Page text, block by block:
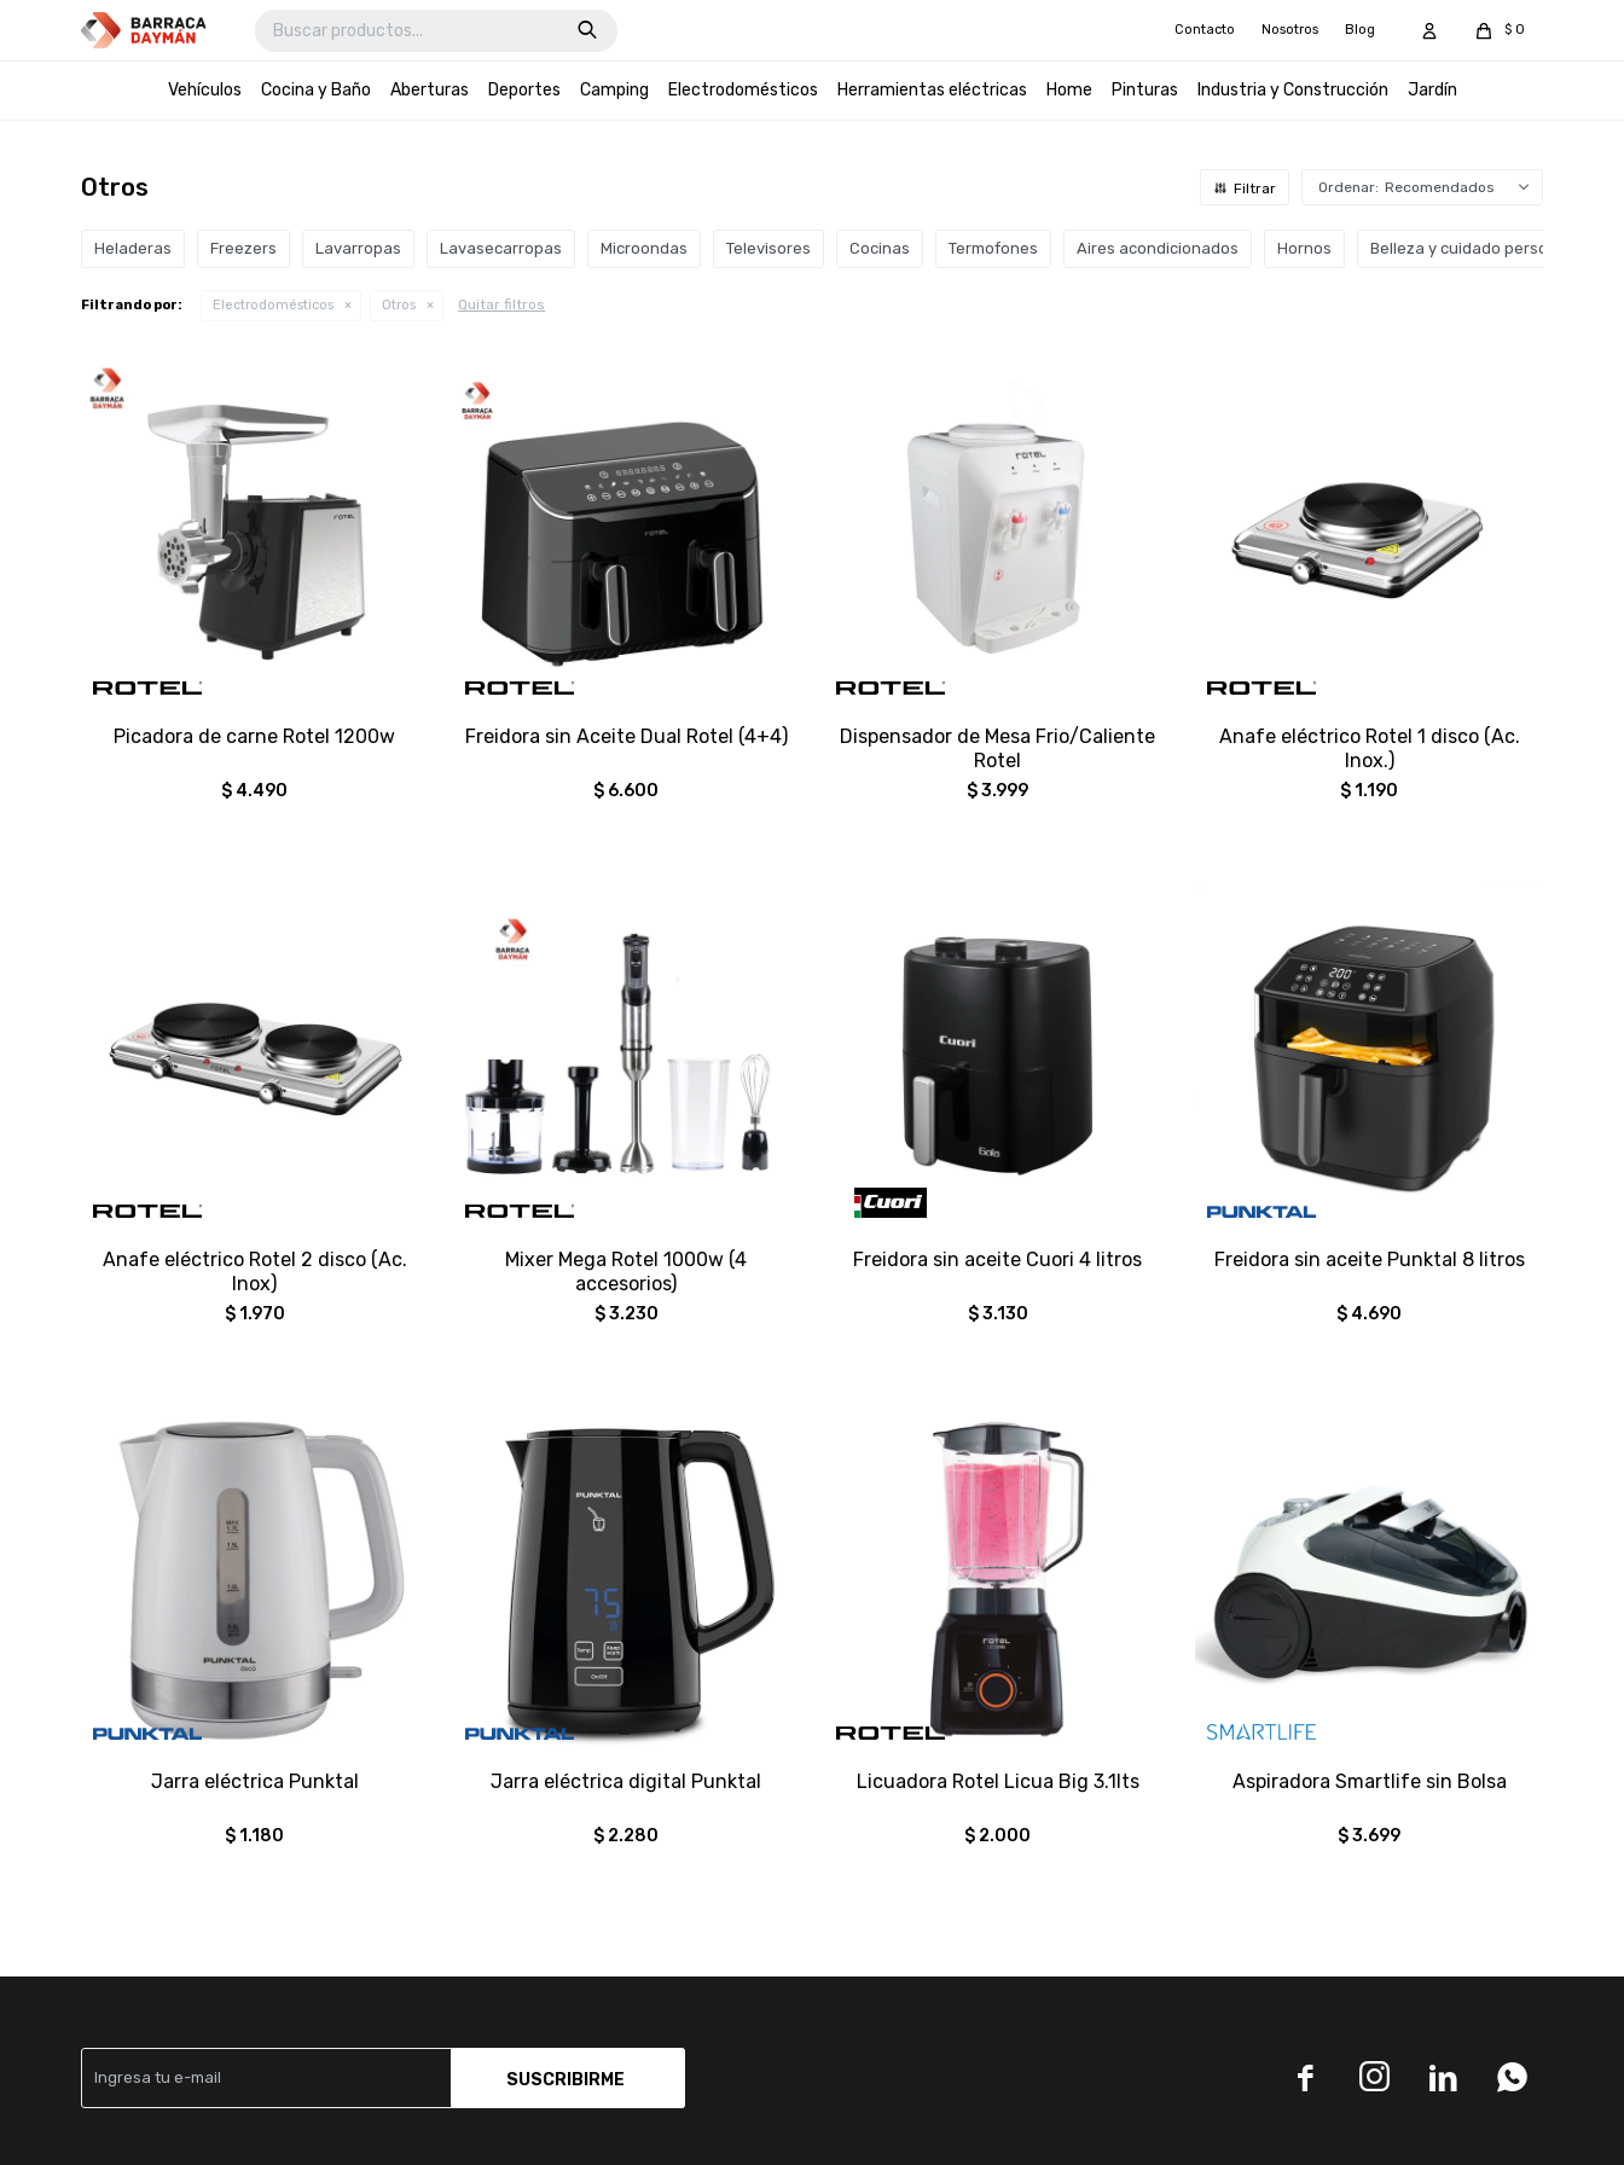
Vehículos Cocina y Baño Aberturas Deportes Camping Electrodomésticos Herramientas eléctricas Home Pinturas Industria y Construcción Jardín
$ 0
Contacto Nosotros Blog
Otros Recomendados
Heladeras Freezers Lavarropas Lavasecarropas Microondas Televisores Cocinas Termofones Aires acondicionados Hornos Belleza y cuidado personal
Filtrando por: Electrodomésticos Otros Quitar filtros
Picadora de carne Rotel 1200w
$ 4.490
Freidora sin Aceite Dual Rotel (4+4)
$ 6.600
Dispensador de Mesa Frio/Caliente
Rotel
$3.999
Anafe eléctrico Rotel 1 disco (Ac.
Inox.)
$1.190
Anafe eléctrico Rotel 2 disco (Ac.
Inox)
$1.970
Mixer Mega Rotel 1000w (4
accesorios)
$3.230
Freidora sin aceite Cuori 4 litros
$3.130
Freidora sin aceite Punktal 8 litros
$ 4.690
Jarra eléctrica Punktal
$1.180
Jarra eléctrica digital Punktal
$ 2.280
Licuadora Rotel Licua Big 3.1lts
$ 2.000
Aspiradora Smartlife sin Bolsa
$3.699
SUSCRIBIRME    